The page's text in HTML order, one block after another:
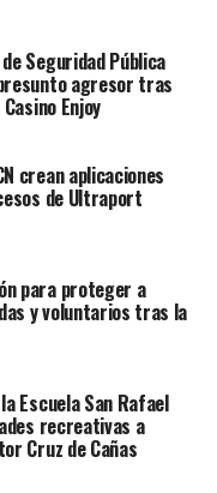
Seguridad Pública
agresor tras
Enjoy
crean aplicaciones
de Ultraport
para proteger a
y voluntarios tras la
Escuela San Rafael
recreativas a
Cruz de Cañas